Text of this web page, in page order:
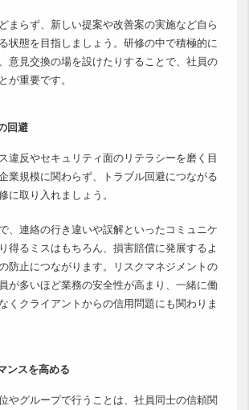
まらず、新しい提案や改善案の実施など自ら
状態を目指しましょう。研修の中で積極的に
意見交換の場を設けたりすることで、社員の
が重要です。
回避
違反やセキュリティ面のリテラシーを磨く目
業規模に関わらず、トラブル回避につながる
に取り入れましょう。
、連絡の行き違いや誤解といったコミュニケ
得るミスはもちろん、損害賠償に発展するよ
防止につながります。リスクマネジメントの
が多いほど業務の安全性が高まり、一緒に働
くクライアントからの信用問題にも関わりま
ンスを高める
やグループで行うことは、社員同士の信頼関